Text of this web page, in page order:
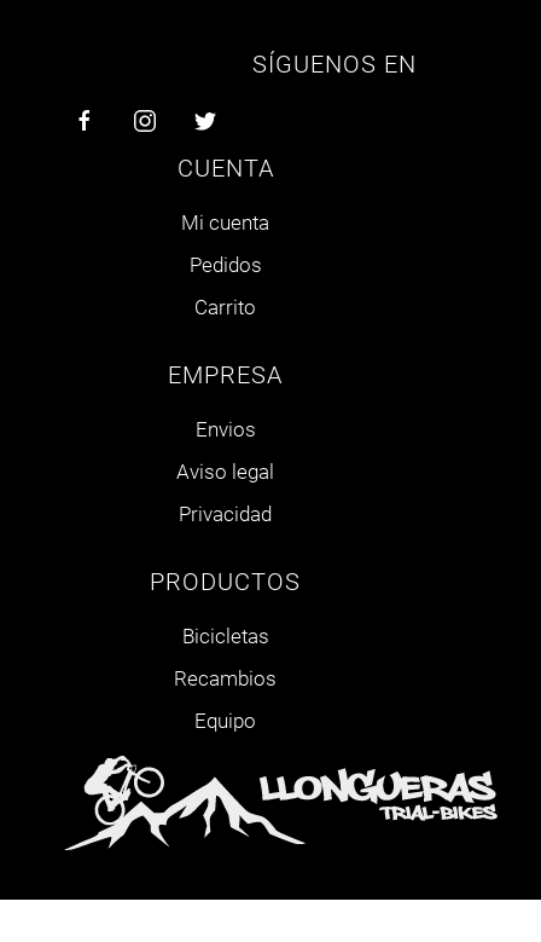
SÍGUENOS EN
CUENTA
Mi cuenta
Pedidos
Carrito
EMPRESA
Envios
Aviso legal
Privacidad
PRODUCTOS
Bicicletas
Recambios
Equipo